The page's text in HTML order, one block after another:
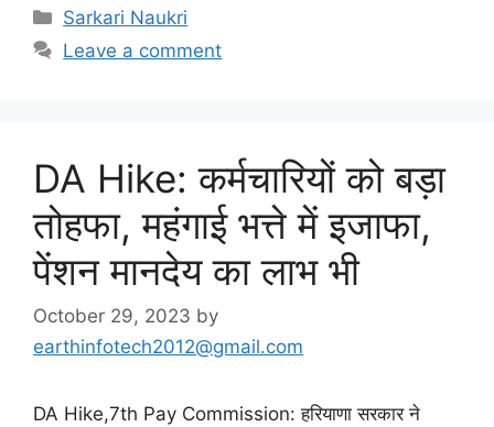
Categories
Sarkari Naukri
Leave a comment
DA Hike: कर्मचारियों को बड़ा
तोहफा, महंगाई भत्ते में इजाफा,
पेंशन मानदेय का लाभ भी
October 29, 2023 by
earthinfotech2012@gmail.com
DA Hike,7th Pay Commission: हरियाणा सरकार ने